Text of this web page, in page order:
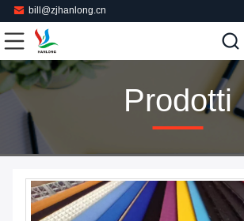
bill@zjhanlong.cn
Prodotti